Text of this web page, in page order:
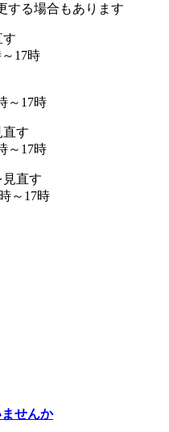
する場合もあります
す
17時
～17時
す
～17時
直す
～17時
せんか